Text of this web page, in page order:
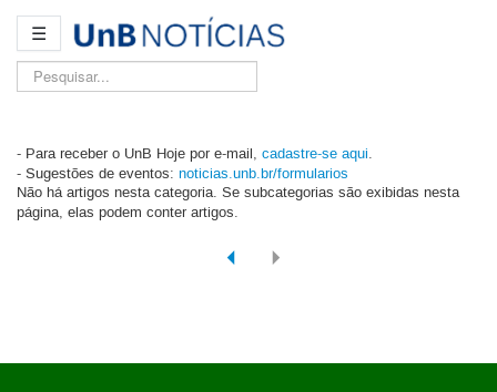
☰
Pesquisar...
- Para receber o UnB Hoje por e-mail, cadastre-se aqui.
- Sugestões de eventos: noticias.unb.br/formularios
Não há artigos nesta categoria. Se subcategorias são exibidas nesta
página, elas podem conter artigos.